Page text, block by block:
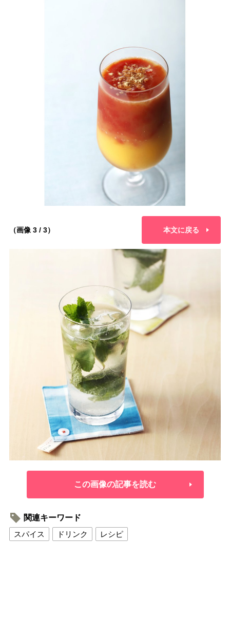
（画像 3 / 3） 本文に戻る
この画像の記事を読む
関連キーワード
スパイス
ドリンク レシピ